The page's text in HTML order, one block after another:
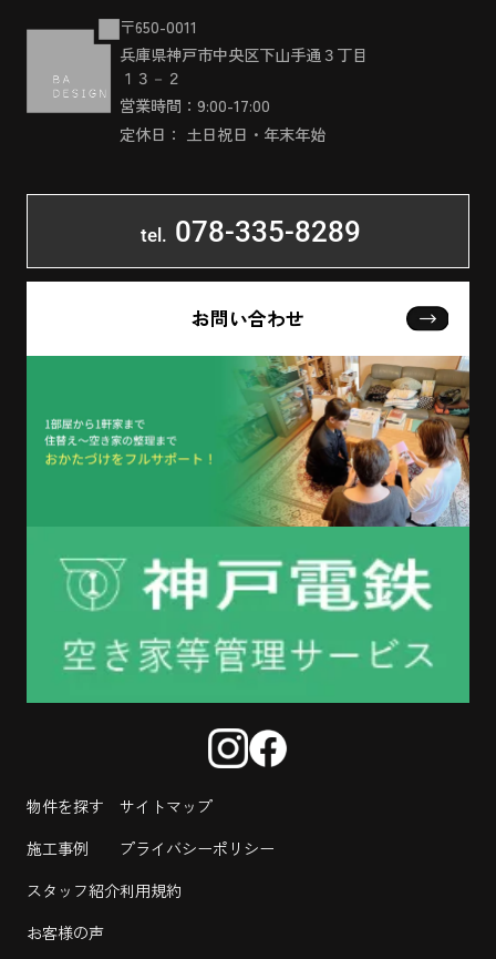
〒650-0011
兵庫県神戸市中央区下山手通３丁目
１３－２
営業時間：9:00-17:00
定休日： 土日祝日・年末年始
tel. 078-335-8289
お問い合わせ
物件を探す
施工事例
スタッフ紹介
お客様の声
サイトマップ
プライバシーポリシー
利用規約